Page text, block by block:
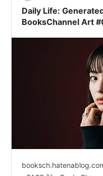
Daily Life:
BooksChannel Art